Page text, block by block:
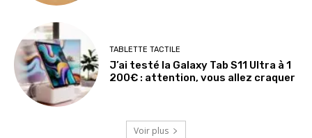
TABLETTE TACTILE
J’ai testé la Galaxy Tab S11 Ultra à 1
200€ : attention, vous allez craquer
Voir plus